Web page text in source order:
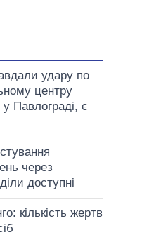
удару по
центру
Павлограді, є
через
доступні
кількість жертв